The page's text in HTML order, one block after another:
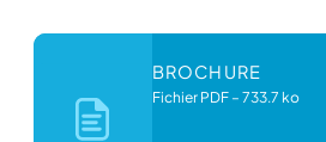
BROCHURE
Fichier PDF – 733.7 ko